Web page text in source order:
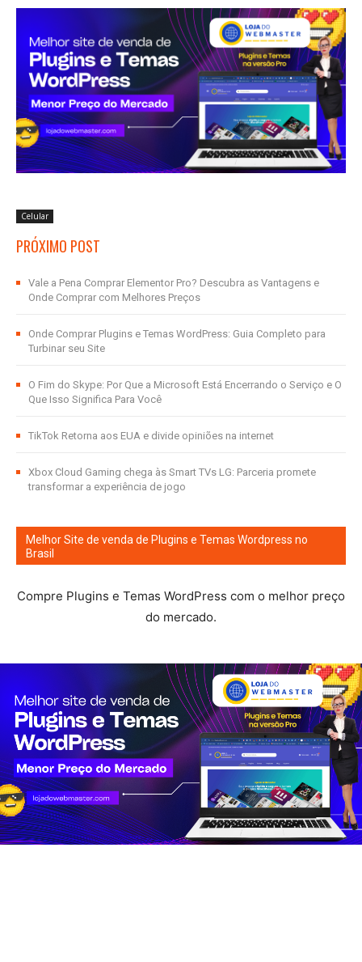
Celular
PRÓXIMO POST
Vale a Pena Comprar Elementor Pro? Descubra as Vantagens e
Onde Comprar com Melhores Preços
Onde Comprar Plugins e Temas WordPress: Guia Completo para
Turbinar seu Site
O Fim do Skype: Por Que a Microsoft Está Encerrando o Serviço e O
Que Isso Significa Para Você
TikTok Retorna aos EUA e divide opiniões na internet
Xbox Cloud Gaming chega às Smart TVs LG: Parceria promete
transformar a experiência de jogo
Melhor Site de venda de Plugins e Temas Wordpress no
Brasil
Compre Plugins e Temas WordPress com o melhor preço
do mercado.